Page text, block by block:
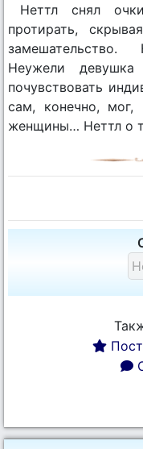
Неттл снял
протирать,
Неужели
почувствовать
сам, конечно,
женщины… Неттл о